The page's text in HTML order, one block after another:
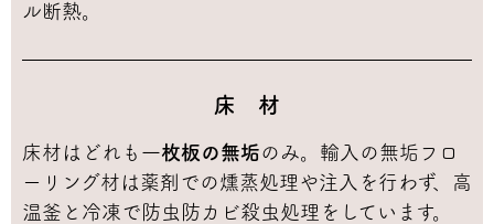
ル断熱。
床 材
床材はどれも一枚板の無垢のみ。輸入の無垢フロ
ーリング材は薬剤での燻蒸処理や注入を行わず、高
温釜と冷凍で防虫防カビ殺虫処理をしています。